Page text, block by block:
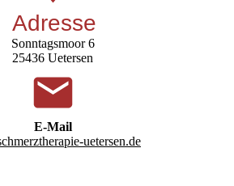
Adresse
Sonntagsmoor 6
25436 Uetersen
E-Mail
uetersen.de